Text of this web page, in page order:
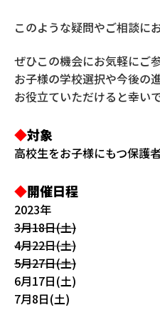
このような疑問やご相談に
ぜひこの機会にお気軽にご
お子様の学校選択や今後の
お役立ていただけると幸いで
◆対象
高校生をお子様にもつ保護
◆開催日程
2023年
3月18日(土)
4月22日(土)
5月27日(土)
6月17日(土)
7月8日(土)